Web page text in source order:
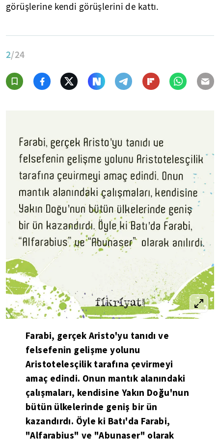
görüşlerine kendi görüşlerini de kattı.
2/24
Farabi, gerçek Aristo'yu tanıdı ve
felsefenin gelişme yolunu
Aristotelesçilik tarafına çevirmeyi
amaç edindi. Onun mantık alanındaki
çalışmaları, kendisine Yakın Doğu'nun
bütün ülkelerinde geniş bir ün
kazandırdı. Öyle ki Batı'da Farabi,
"Alfarabius" ve "Abunaser" olarak